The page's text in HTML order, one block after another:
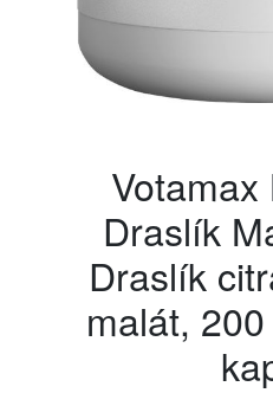
Draslík
Draslík
malát,